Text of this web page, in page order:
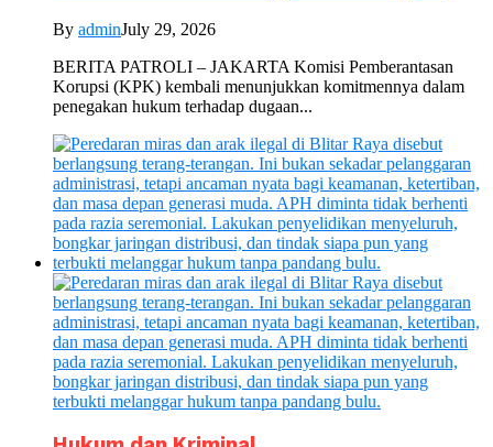
By adminJuly 29, 2026
BERITA PATROLI – JAKARTA Komisi Pemberantasan
Korupsi (KPK) kembali menunjukkan komitmennya dalam
penegakan hukum terhadap dugaan...